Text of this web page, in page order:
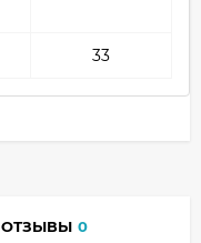
33
ОТЗЫВЫ 0